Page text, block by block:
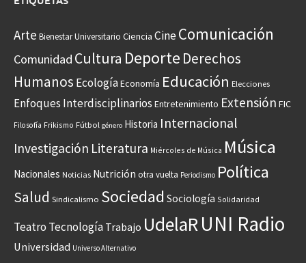
Arte Bienestar Universitario Ciencia CineComunicación
Comunidad Cultura Deporte Derechos
Humanos EcologíaEconomía Educación Elecciones
Enfoques Interdisciplinarios Entretenimiento Extensión FIC
Filosofía Frikismo Fútbol género Historia Internacional
Investigación Literatura Miércoles de Música Música
Nacionales Noticias Nutrición otra vuelta Periodismo Política
Salud Sindicalismo Sociedad Sociología Solidaridad
Teatro Tecnología Trabajo UdelaRUNI Radio
Universidad Universo Alternativo